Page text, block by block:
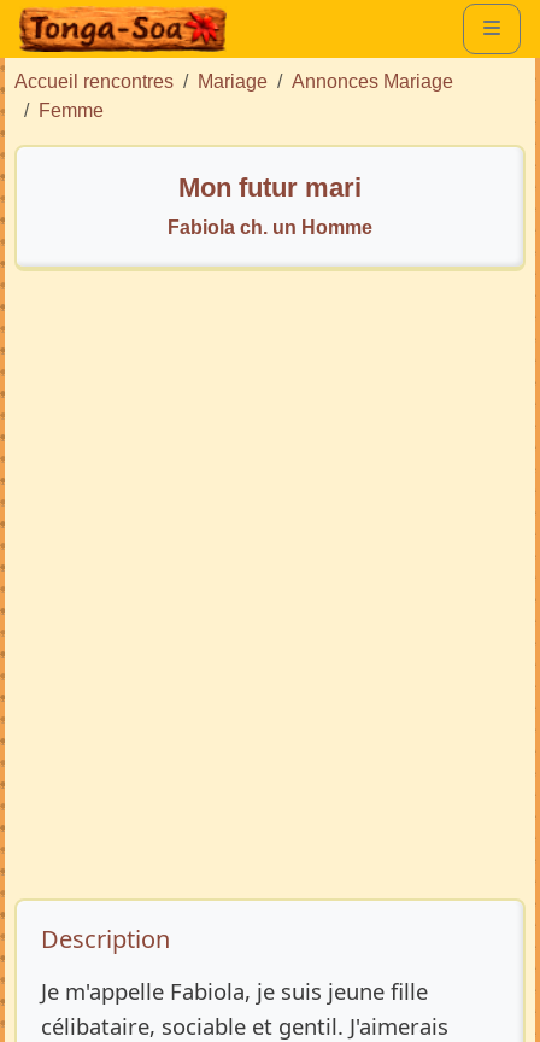
Accueil rencontres Mariage
Annonces Mariage
Femme
Mon futur mari
Fabiola ch. un Homme
Description de l’annonce
Description
Je m'appelle Fabiola, je suis jeune fille
célibataire, sociable et gentil. J'aimerais